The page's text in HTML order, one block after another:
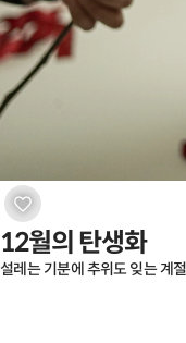
12월의 탄생화
설레는 기분에 추위도 잊는 계절